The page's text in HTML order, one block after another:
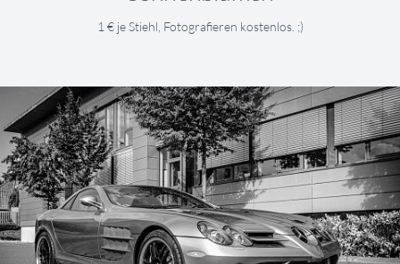
1 € je Stiehl, Fotografieren kostenlos. ;)